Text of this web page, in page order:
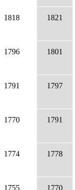
1818 1821
1796 1801
1791 1797
1770 1791
1774 1778
1755 1770